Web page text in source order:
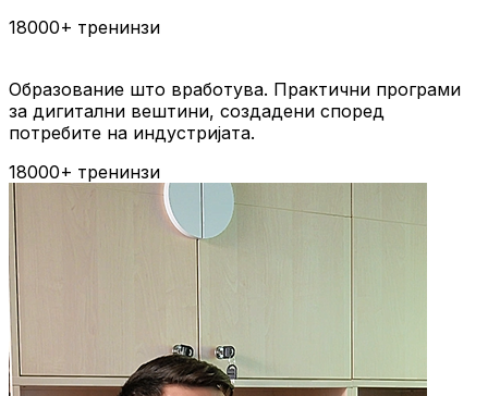
18000+ тренинзи
Образование што вработува. Практични програми
за дигитални вештини, создадени според
потребите на индустријата.
18000+ тренинзи